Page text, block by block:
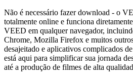
Não é necessário fazer download - o
totalmente online e funciona
VEED em qualquer navegador,
Chrome, Mozilla Firefox e muitos
desajeitado e aplicativos complicados
está aqui para simplificar sua jornada
até a produção de filmes de alta